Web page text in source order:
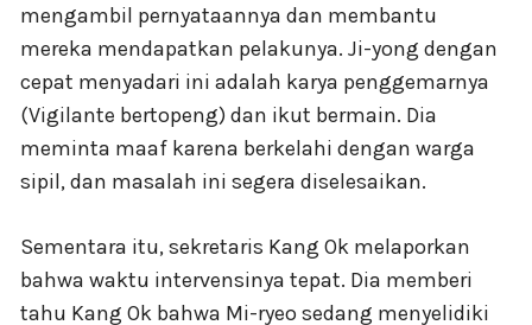
mengambil pernyataannya dan membantu
mereka mendapatkan pelakunya. Ji-yong dengan
cepat menyadari ini adalah karya penggemarnya
(Vigilante bertopeng) dan ikut bermain. Dia
meminta maaf karena berkelahi dengan warga
sipil, dan masalah ini segera diselesaikan.
Sementara itu, sekretaris Kang Ok melaporkan
bahwa waktu intervensinya tepat. Dia memberi
tahu Kang Ok bahwa Mi-ryeo sedang menyelidiki